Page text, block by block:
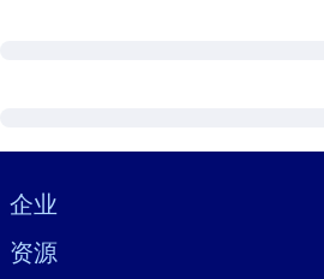
Visually hidden Text
企业
资源